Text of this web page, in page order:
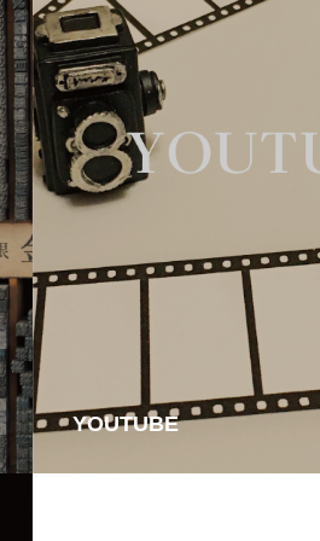
YOUTUBE